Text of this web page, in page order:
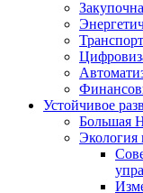
Устойчивое
Большая
Экология